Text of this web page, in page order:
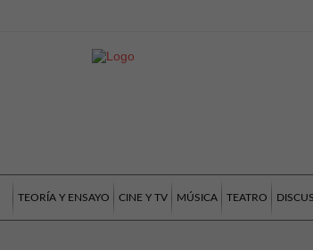
TEORÍA Y ENSAYO CINE Y TV MÚSICA TEATRO